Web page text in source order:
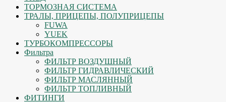
ТОРМОЗНАЯ СИСТЕМА
ТРАЛЫ, ПРИЦЕПЫ, ПОЛУПРИЦЕПЫ
FUWA
YUEK
ТУРБОКОМПРЕССОРЫ
Фильтра
ФИЛЬТР ВОЗДУШНЫЙ
ФИЛЬТР ГИДРАВЛИЧЕСКИЙ
ФИЛЬТР МАСЛЯННЫЙ
ФИЛЬТР ТОПЛИВНЫЙ
ФИТИНГИ